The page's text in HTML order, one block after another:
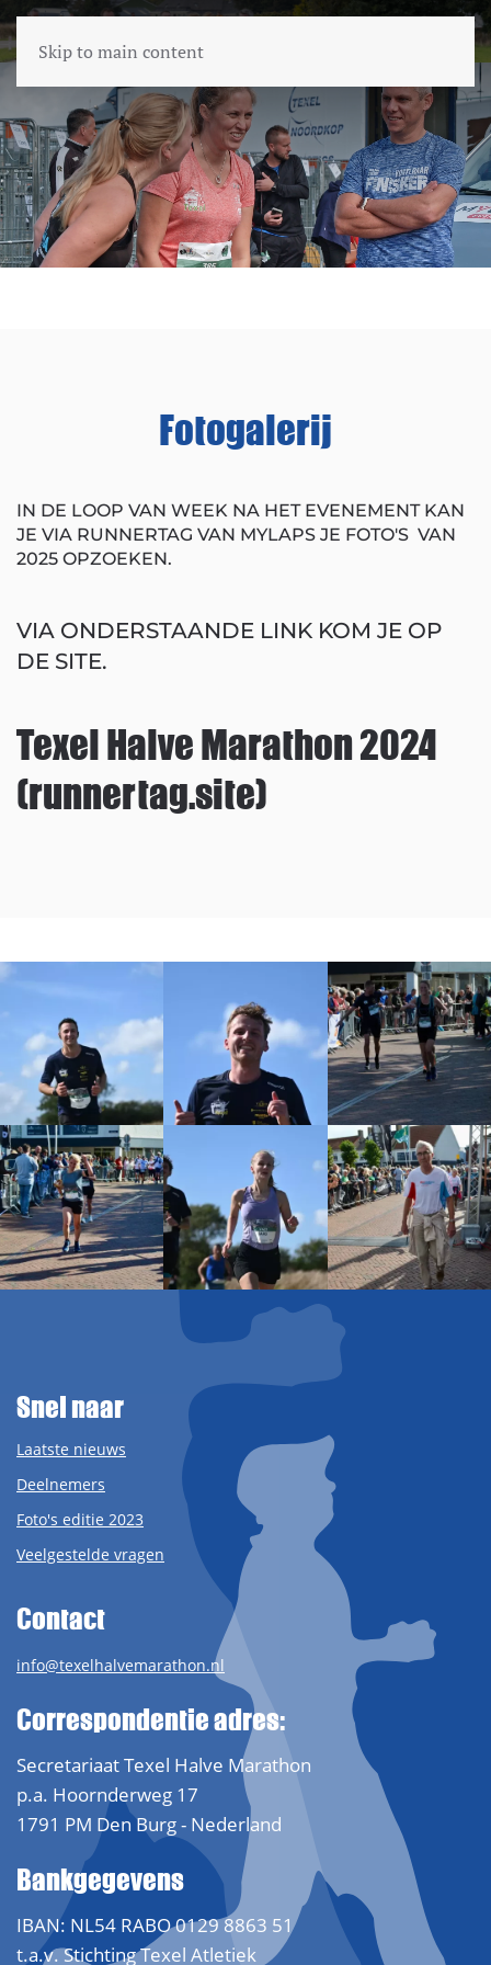
Skip to main content
Fotogalerij
IN DE LOOP VAN WEEK NA HET EVENEMENT KAN
JE VIA RUNNERTAG VAN MYLAPS JE FOTO'S VAN
2025 OPZOEKEN.
VIA ONDERSTAANDE LINK KOM JE OP
DE SITE.
Texel Halve Marathon 2024
(runnertag.site)
Snel naar
Laatste nieuws
Deelnemers
Foto's editie 2023
Veelgestelde vragen
Contact
info@texelhalvemarathon.nl
Correspondentie adres:
Secretariaat Texel Halve Marathon
p.a. Hoornderweg 17
1791 PM Den Burg - Nederland
Bankgegevens
IBAN: NL54 RABO 0129 8863 51
t.a.v. Stichting Texel Atletiek